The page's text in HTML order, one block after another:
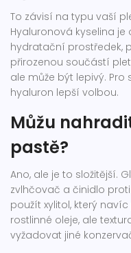
To závisí na typu vaší
Hyaluronová kyselina
hydratační prostředek,
přirozenou součástí
ale může být lepivý.
hyaluron lepší volbou.
Můžu
pastě?
Ano, ale je to složitější.
zvlhčovač a činidlo
použít xylitol, který
rostlinné oleje, ale
vyžadovat jiné